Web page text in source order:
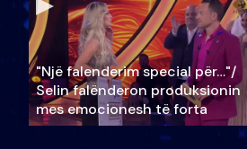
"Një falenderim special për…"/
Selin falënderon produksionin
mes emocionesh të forta